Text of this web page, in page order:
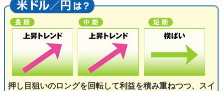
押し目狙いのロングを回転して利益を積み重ねつつ、スイ